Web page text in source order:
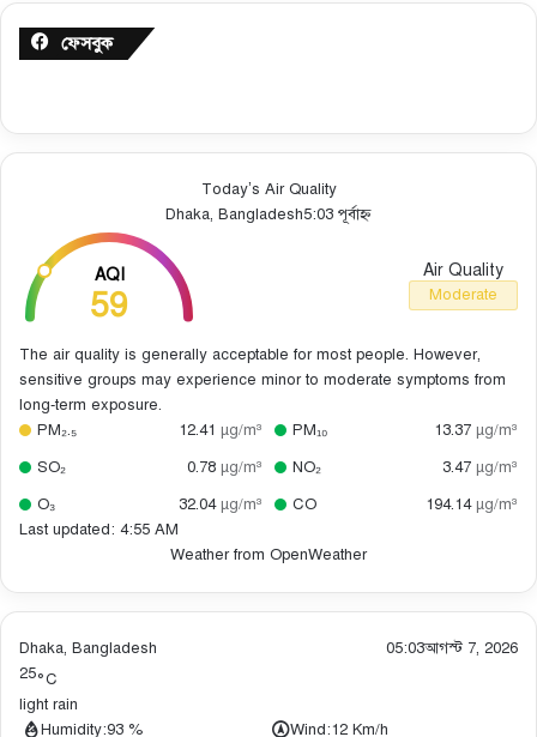
ফেসবুক
Today’s Air Quality
Dhaka, Bangladesh5:03 পূর্বাহ্ন
AQI
59
Air Quality
Moderate
The air quality is generally acceptable for most people. However,
sensitive groups may experience minor to moderate symptoms from
long-term exposure.
PM₂.₅
12.41 µg/m³ PM₁₀ 13.37 µg/m³
SO₂
0.78 µg/m³ NO₂ 3.47 µg/m³
O₃
32.04 µg/m³ CO 194.14 µg/m³
Last updated: 4:55 AM
Weather from OpenWeather
Dhaka, Bangladesh 05:03আগস্ট 7, 2026
25°C
light rain
Humidity:93 % Wind:12 Km/h